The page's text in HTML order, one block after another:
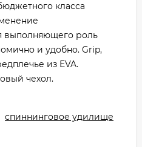
класса
выполняющего роль
и удобно. Grip,
из EVA.
чехол.
спиннинговое удилище